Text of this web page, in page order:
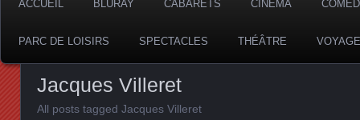
ACCUEIL BLURAY CABARETS CINEMA
PARC DE LOISIRS SPECTACLES THÉÂTRE
Jacques Villeret
All posts tagged Jacques Villeret